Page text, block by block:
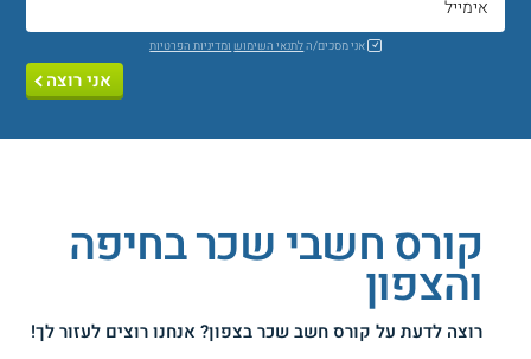
אני מסכים/הלתנאי השימוש ומדיניות הפרטיות
אני רוצה
קורס חשבי שכר בחיפה
והצפון
רוצה לדעת על קורס חשב שכר בצפון? אנחנו רוצים לעזור לך!